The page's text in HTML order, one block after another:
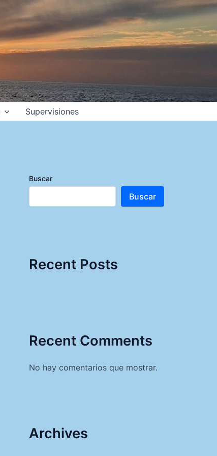
Supervisiones
Buscar
Buscar
Recent Posts
Recent Comments
No hay comentarios que mostrar.
Archives